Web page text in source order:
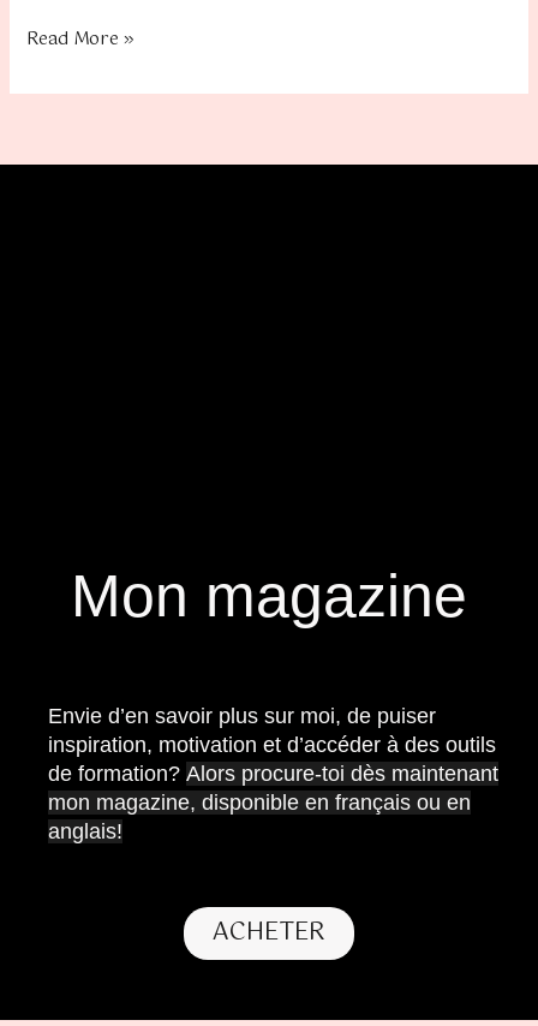
Read More »
Mon magazine
Envie d’en savoir plus sur moi, de puiser
inspiration, motivation et d’accéder à des outils
de formation? Alors procure-toi dès maintenant
mon magazine, disponible en français ou en
anglais!
ACHETER